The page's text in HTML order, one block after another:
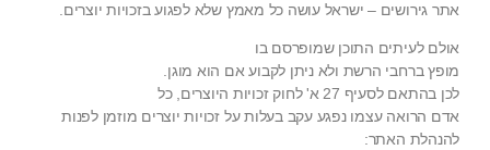
אתר גירושים – ישראל עושה כל מאמץ שלא לפגוע בזכויות יוצרים.
אולם לעיתים התוכן שמופרסם בו
מופץ ברחבי הרשת ולא ניתן לקבוע אם הוא מוגן.
לכן בהתאם לסעיף 27 א' לחוק זכויות היוצרים, כל
אדם הרואה עצמו נפגע עקב בעלות על זכויות יוצרים מוזמן לפנות
להנהלת האתר: